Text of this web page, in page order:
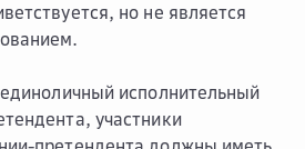
но не является
исполнительный
участники